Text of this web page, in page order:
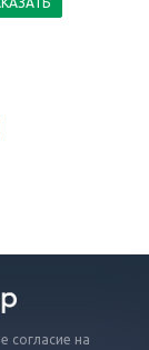
согласие на